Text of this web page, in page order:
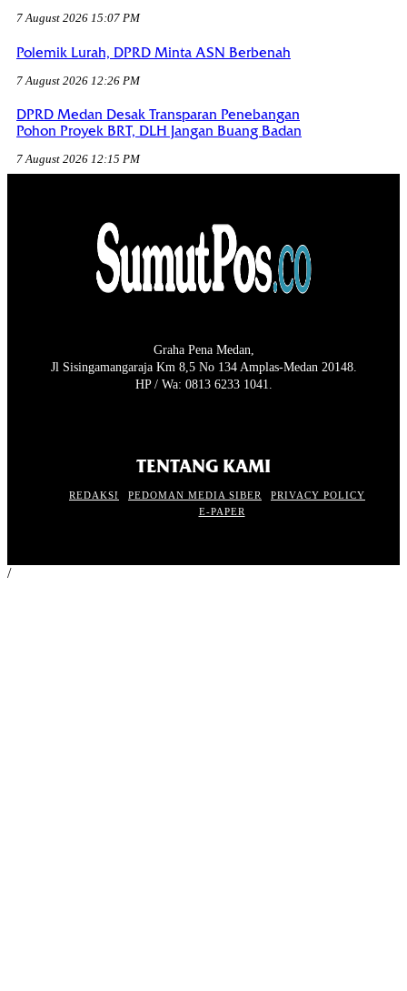
7 August 2026 15:07 PM
Polemik Lurah, DPRD Minta ASN Berbenah
7 August 2026 12:26 PM
DPRD Medan Desak Transparan Penebangan
Pohon Proyek BRT, DLH Jangan Buang Badan
7 August 2026 12:15 PM
Graha Pena Medan,
Jl Sisingamangaraja Km 8,5 No 134 Amplas-Medan 20148.
HP / Wa: 0813 6233 1041.
TENTANG KAMI
REDAKSI PEDOMAN MEDIA SIBER
PRIVACY POLICY
E-PAPER
/